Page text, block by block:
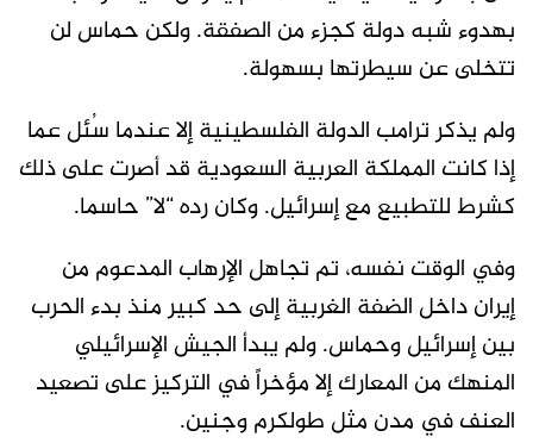
بهدوء شبه دولة كجزء من الصفقة. ولكن حماس لن
تتخلى عن سيطرتها بسهولة.
ولم يذكر ترامب الدولة الفلسطينية إلا عندما سُئل عما
إذا كانت المملكة العربية السعودية قد أصرت على ذلك
كشرط للتطبيع مع إسرائيل. وكان رده “لا” حاسما.
وفي الوقت نفسه، تم تجاهل الإرهاب المدعوم من
إيران داخل الضفة الغربية إلى حد كبير منذ بدء الحرب
بين إسرائيل وحماس. ولم يبدأ الجيش الإسرائيلي
المنهك من المعارك إلا مؤخراً في التركيز على تصعيد
العنف في مدن مثل طولكرم وجنين.